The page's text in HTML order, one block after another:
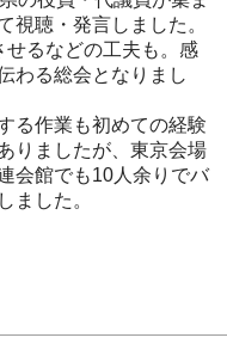
視聴・発言しました。
るなどの工夫も。感
わる総会となりまし
る作業も初めての経験
りましたが、東京会場
会館でも10人余りでバ
ました。